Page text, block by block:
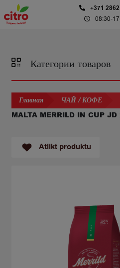
Перейти
Перейти
+371
08:30-
Категории товаров
Главная ЧАЙ / КОФЕ
MALTA MERRILD IN CUP JD
Atlikt produktu